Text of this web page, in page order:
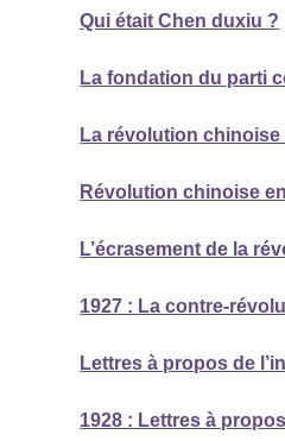
Qui était Chen duxiu ?
La fondation du parti
La révolution chinoise
Révolution chinoise
L’écrasement de la
1927 : La contre-
Lettres à propos de
1928 : Lettres à